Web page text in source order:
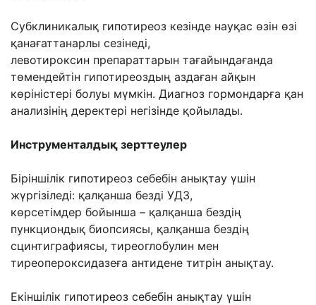
Субклиникалық гипотиреоз кезінде науқас өзін өзі
қанағаттанарлы сезінеді,
левотироксин препараттарын тағайындағанда
төмендейтін гипотиреоздың аздаған айқын
көріністері болуы мүмкін. Диагноз гормондарға қан
анализінің деректері негізінде қойылады.
Инструменталдық зерттеулер
Біріншілік гипотиреоз себебін анықтау үшін
жүргізіледі: қалқанша безді УДЗ,
көрсетімдер бойынша – қалқанша бездің
пункциондық биопсиясы, қалқанша бездің
сцинтиграфиясы, тиреоглобулин мен
тиреопероксидазеға антидене титрін анықтау.
Екіншілік гипотиреоз себебін анықтау үшін